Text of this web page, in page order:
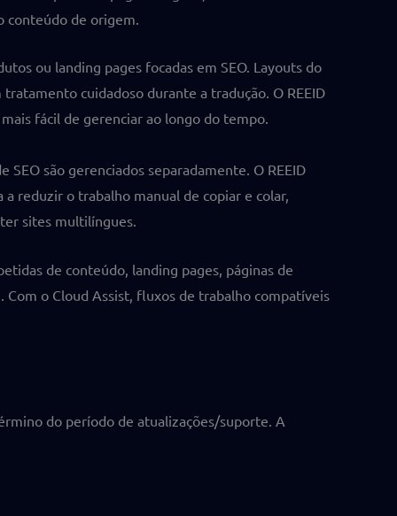
conteúdo de origem.
ou landing pages focadas em SEO. Layouts do
cuidadoso durante a tradução. O REEID
fácil de gerenciar ao longo do tempo.
são gerenciados separadamente. O REEID
reduzir o trabalho manual de copiar e colar,
sites multilíngues.
de conteúdo, landing pages, páginas de
Com o Cloud Assist, fluxos de trabalho compatíveis
do período de atualizações/suporte. A